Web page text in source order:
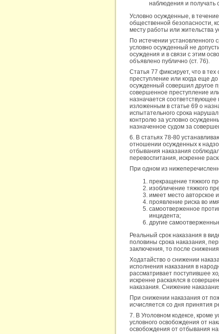
наблюдения и получать
Условно осужденные, в
общественной безопасности,
месту работы или жительства
По истечении установленного
условно осужденный не
осуждения и в связи с этим
объявлено публично (ст. 76).
Статья 77 фиксирует, что в
преступление или когда еще
осужденный совершил другое
совершенное преступление
назначается
изложенным в статье 69 о
испытательного срока
контролю за условно
назначенное судом за
6. В статьях 78-80
отношении осужденных к
отбывания наказания
перевоспитания, искренне
При одном из
прекращение тяжкого
изобличение тяжкого
имеет место авторское
проявление риска во
самоотверженное
инцидента;
другие
Реальный срок наказания в
половины срока наказания,
заключения, то после
Ходатайство о снижении
исполнения наказания в
рассматривает поступившее
искренне раскаялся в
наказания. Снижение
При снижении наказания от
исчисляется со дня принятия
7. В Уголовном кодексе, кроме
условного освобождения от
освобождения от отбывания